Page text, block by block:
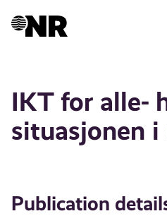
IKT for alle-
situasjonen i
Publication